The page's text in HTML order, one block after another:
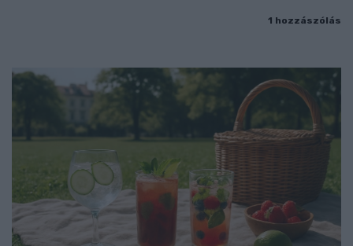
1 hozzászólás